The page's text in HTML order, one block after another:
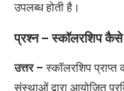
उपलब्ध होती है।
प्रश्न – स्कॉलरशिप कैसे
उत्तर –स्कॉलरशिप प्राप्त
संस्थाओं द्वारा आयोजित